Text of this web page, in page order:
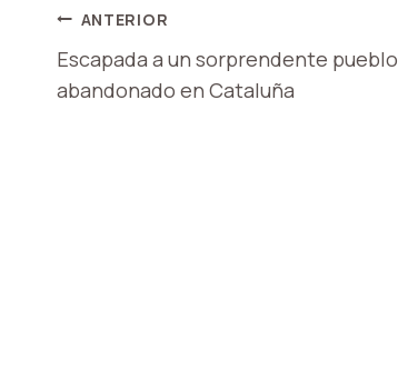
NAVEGACIÓN
DE
ANTERIOR
Escapada a un sorprendente pueblo
abandonado en Cataluña